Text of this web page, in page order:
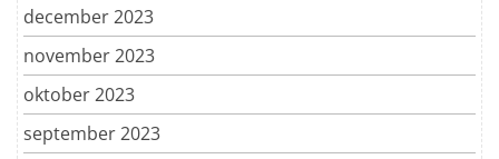
december 2023
november 2023
oktober 2023
september 2023